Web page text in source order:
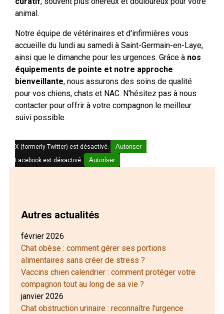
animal.
Notre équipe de vétérinaires et d'infirmières vous
accueille du lundi au samedi à Saint-Germain-en-Laye,
ainsi que le dimanche pour les urgences. Grâce à nos
équipements de pointe et notre approche
bienveillante, nous assurons des soins de qualité
pour vos chiens, chats et NAC. N'hésitez pas à nous
contacter pour offrir à votre compagnon le meilleur
suivi possible.
X (formerly Twitter) est désactivé. Autoriser
Facebook est désactivé. Autoriser
Autres actualités
février 2026
Chat obèse : comment gérer ses portions
alimentaires sans créer de stress ?
Vaccins chien calendrier : comment protéger votre
compagnon tout au long de sa vie ?
janvier 2026
Chat obstruction urinaire : reconnaître l'urgence